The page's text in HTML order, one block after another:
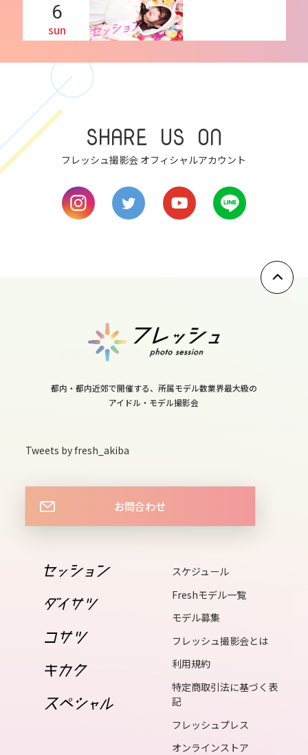
6
sun
7
mon
tue
wed
sun
15
16
wed
thu
fri
19
sat
20
SHARE US ON
フレッシュ撮影会 オフィシャルアカウント
都内・都内近郊で開催する、所属モデル数業界最大級の
アイドル・モデル撮影会
Tweets by fresh_akiba
お問合わせ
スケジュール
Freshモデル一覧
モデル募集
フレッシュ撮影会とは
利用規約
特定商取引法に基づく表
記
フレッシュプレス
オンラインストア